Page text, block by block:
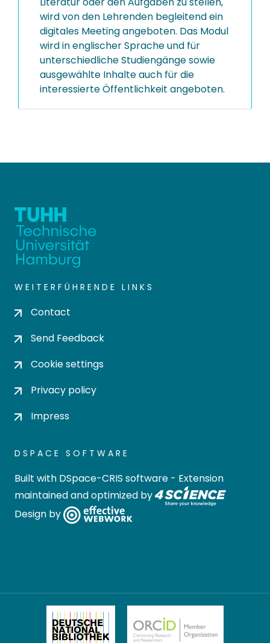
wird von den Lehrenden begleitend ein
digitales Meeting angeboten. Das Modul
wird in englischer Sprache und für
unterschiedliche Studiengänge sowie
ausgewählte Inhalte auch für die
interessierte Öffentlichkeit angeboten.
WEITERFÜHRENDE LINKS
Contact
Send Feedback
Cookie settings
Privacy policy
Impress
DSPACE SOFTWARE
Built with DSpace-CRIS software - Extension
maintained and optimized by
Design by